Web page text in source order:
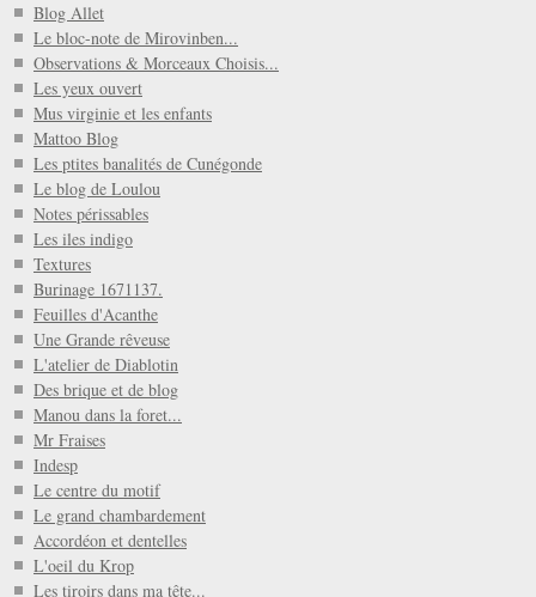
Blog Allet
Le bloc-note de Mirovinben...
Observations & Morceaux Choisis...
Les yeux ouvert
Mus virginie et les enfants
Mattoo Blog
Les ptites banalités de Cunégonde
Le blog de Loulou
Notes périssables
Les iles indigo
Textures
Burinage 1671137.
Feuilles d'Acanthe
Une Grande rêveuse
L'atelier de Diablotin
Des brique et de blog
Manou dans la foret...
Mr Fraises
Indesp
Le centre du motif
Le grand chambardement
Accordéon et dentelles
L'oeil du Krop
Les tiroirs dans ma tête...